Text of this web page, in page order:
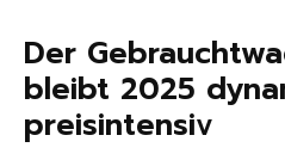
Der
bleibt 2025
preisintensiv